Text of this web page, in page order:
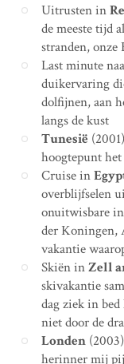
Uitrusten in
de meeste tijd
stranden, onze
Last minute
duikervaring
dolfijnen, aan
langs de kust
Tunesië
hoogtepunt
Cruise in
overblijfselen
onuitwisbare
der Koningen,
vakantie
Skiën inZell
skivakantie
dag ziek in
niet door de
Londen
herinner mij